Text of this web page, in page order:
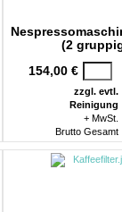
(2
154,00 €
zzgl. evtl.
Reinigung
+ MwSt.
Brutto Gesamt